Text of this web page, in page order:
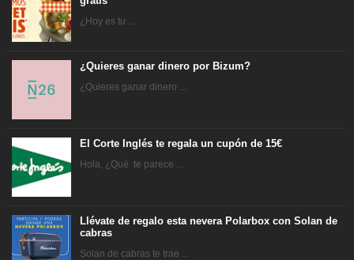
¿Hoy es tu ...
¿Quieres ganar dinero por Bizum?
¿Quieres ganar dinero ...
El Corte Inglés te regala un cupón de 15€
Hola, ¿Qué te parece ...
Llévate de regalo esta nevera Polarbox con Solan de
cabras
Solan de cabras te trae ...